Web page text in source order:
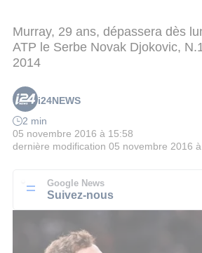
Murray, 29 ans, dépassera dès
ATP le Serbe Novak Djokovic,
2014
i24NEWS
2 min
05 novembre 2016 à 15:58
dernière modification 05 novembre 2016
Google News
Suivez-nous